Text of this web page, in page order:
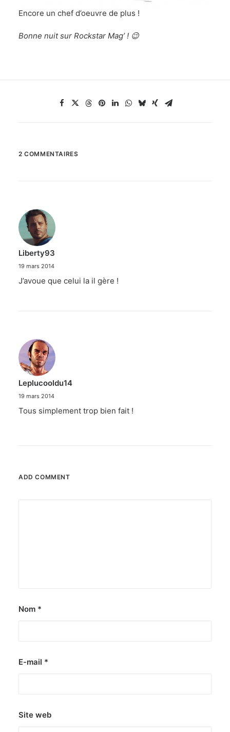
Encore un chef d’oeuvre de plus !
Bonne nuit sur Rockstar Mag’ ! 😉
2 COMMENTAIRES
Liberty93
19 mars 2014
J’avoue que celui la il gère !
Leplucooldu14
19 mars 2014
Tous simplement trop bien fait !
ADD COMMENT
Nom *
E-mail *
Site web